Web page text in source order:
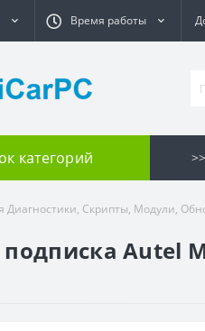
Время работы
категорий
Диагностики, Скрипты, Модули,
подписка Autel